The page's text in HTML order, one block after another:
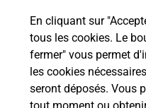
En cliquant sur
tous les cookies. Le
fermer" vous permet
les cookies
seront déposés. Vous
Est-ce que je
avec La Poste
Est-ce que je
à l’étranger avec